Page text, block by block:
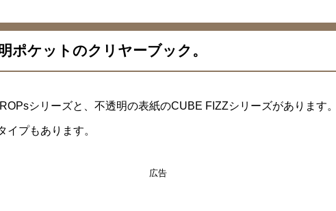
ポケットのクリヤーブック。
シリーズと、不透明の表紙のCUBE FIZZシリーズがあります
イプもあります。
広告